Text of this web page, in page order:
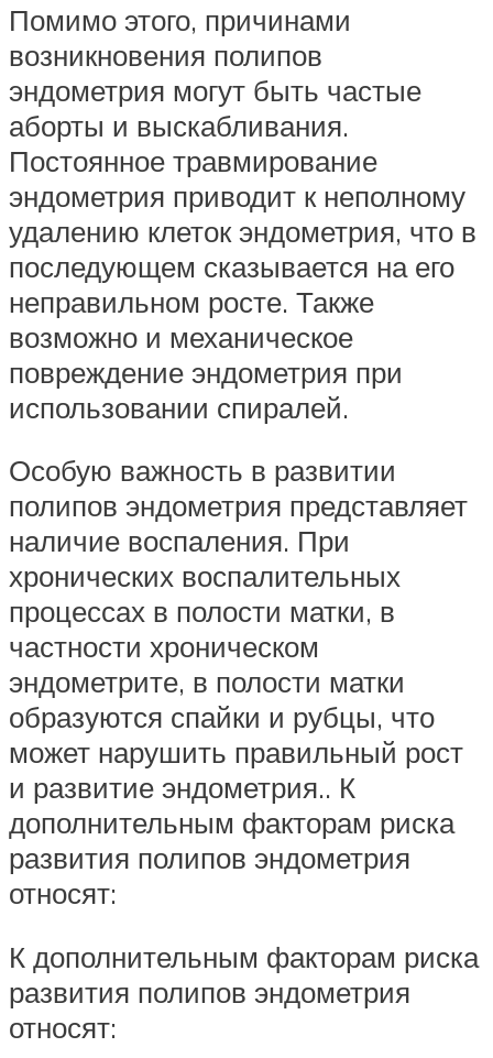
Помимо этого, причинами
возникновения полипов
эндометрия могут быть частые
аборты и выскабливания.
Постоянное травмирование
эндометрия приводит к неполному
удалению клеток эндометрия, что в
последующем сказывается на его
неправильном росте. Также
возможно и механическое
повреждение эндометрия при
использовании спиралей.
Особую важность в развитии
полипов эндометрия представляет
наличие воспаления. При
хронических воспалительных
процессах в полости матки, в
частности хроническом
эндометрите, в полости матки
образуются спайки и рубцы, что
может нарушить правильный рост
и развитие эндометрия.. К
дополнительным факторам риска
развития полипов эндометрия
относят:
К дополнительным факторам риска
развития полипов эндометрия
относят: